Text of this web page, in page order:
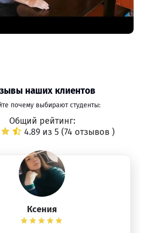
наших клиентов
почему выбирают студенты:
Общий рейтинг:
4.89 из 5 (74 отзывов )
Ксения